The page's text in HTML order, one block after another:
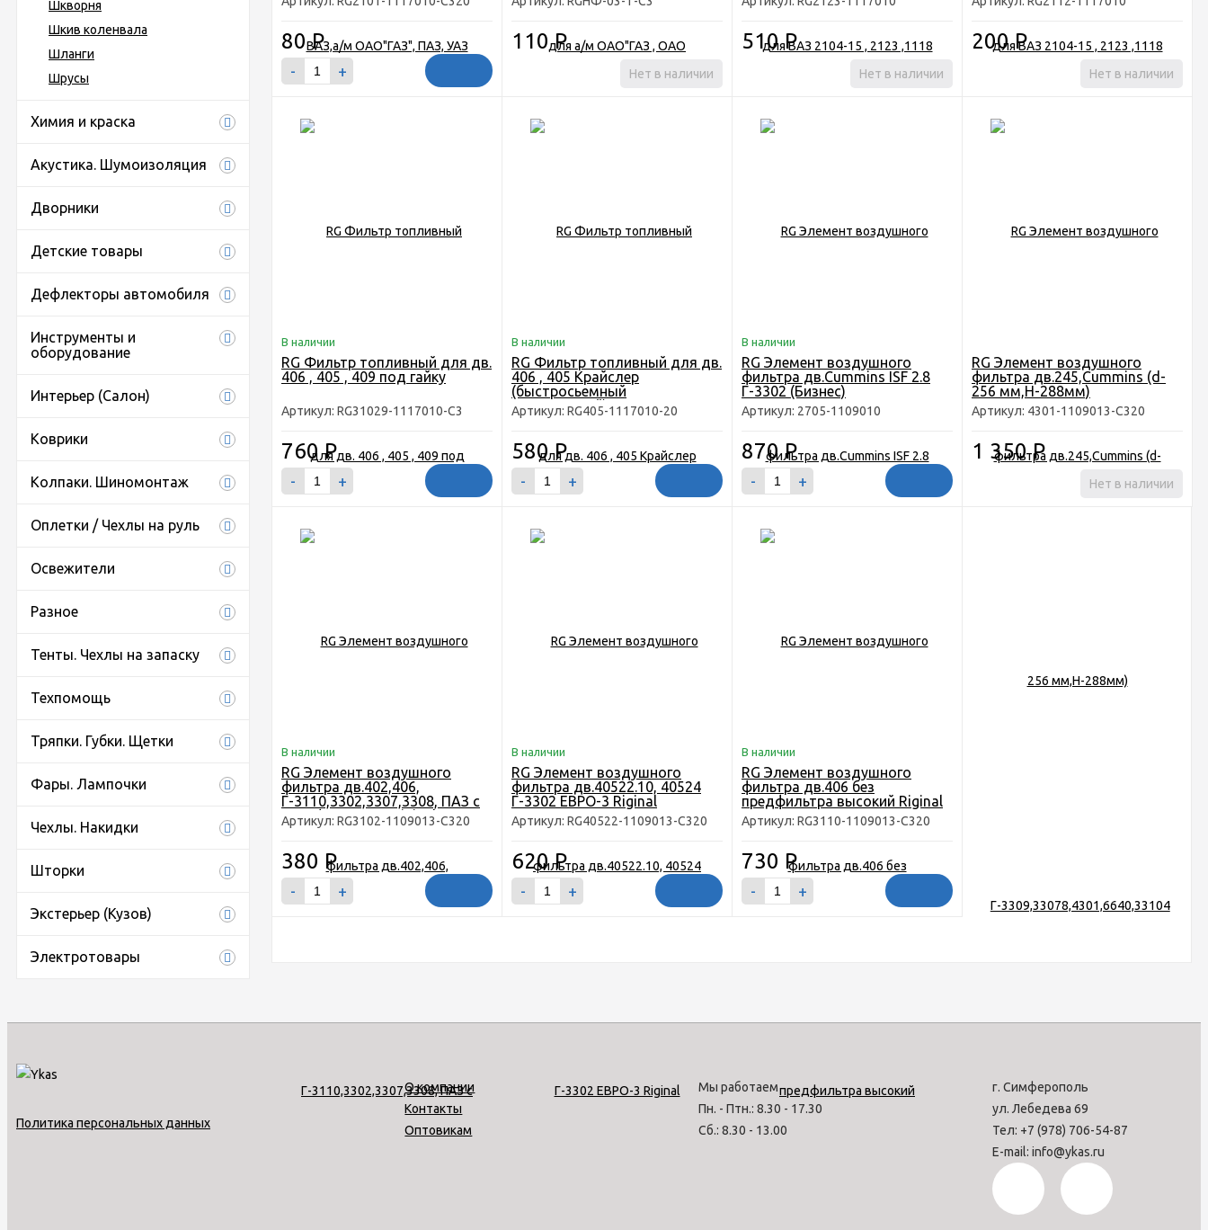
Шкворня
Шкив коленвала
Шланги
Шрусы
Химия и краска
Акустика. Шумоизоляция
Дворники
Детские товары
Дефлекторы автомобиля
Инструменты и
оборудование
Интерьер (Салон)
Коврики
Колпаки. Шиномонтаж
Оплетки / Чехлы на руль
Освежители
Разное
Тенты. Чехлы на запаску
Техпомощь
Тряпки. Губки. Щетки
Фары. Лампочки
Чехлы. Накидки
Шторки
Экстерьер (Кузов)
Электротовары
80Р
- +
110Р
Нет в наличии
510Р
Нет в наличии
200Р
Нет в наличии
В наличии
RG Фильтр топливный для дв.
406 , 405 , 409 под гайку
Артикул: RG31029-1117010-C3
760Р
- +
В наличии
RG Фильтр топливный для дв.
406 , 405 Крайслер
(быстросьемный
пластиковый)
Артикул: RG405-1117010-20
580Р
- +
В наличии
RG Элемент воздушного
фильтра дв.Cummins ISF 2.8
Г-3302 (Бизнес)
Артикул: 2705-1109010
870Р
- +
RG Элемент воздушного
фильтра дв.245,Cummins (d-
256 мм,H-288мм)
Г-3309,33078,4301,6640,33104
Артикул: 4301-1109013-C320
1 350Р
Нет в наличии
В наличии
RG Элемент воздушного
фильтра дв.402,406,
Г-3110,3302,3307,3308, ПАЗ с
предфильтром Riginal
Артикул: RG3102-1109013-C320
380 Р
- +
В наличии
RG Элемент воздушного
фильтра дв.40522.10, 40524
Г-3302 ЕВРО-3 Riginal
Артикул: RG40522-1109013-C320
620Р
- +
В наличии
RG Элемент воздушного
фильтра дв.406 без
предфильтра высокий Riginal
Артикул: RG3110-1109013-C320
730 Р
- +
Политика персональных данных
О компании
Контакты
Оптовикам
Мы работаем
Пн. - Птн.: 8.30 - 17.30
Сб.: 8.30 - 13.00
г. Симферополь
ул. Лебедева 69
Тел: +7 (978) 706-54-87
E-mail: info@ykas.ru